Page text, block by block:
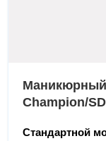
Маникюрный
Champion/
Стандартной